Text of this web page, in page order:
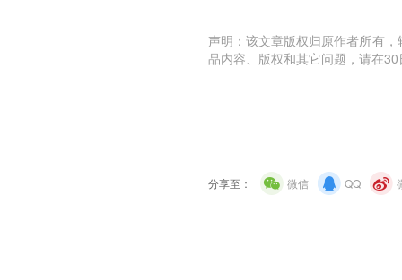
声明：该文章版权归原作者所有
品内容、版权和其它问题，请在
分享至： 微信 QQ